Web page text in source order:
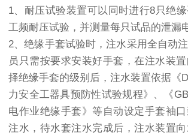
1、耐压试验装置可以同时进行8只绝
工频耐压试验，并测量每只试品的泄漏
2、绝缘手套试验时，注水采用全自动
员只需按要求安装好手套，在注水装
择绝缘手套的级别后，注水装置依据《
力安全工器具预防性试验规程》、《
电作业绝缘手套》等自动设定手套袖
注水，待水套注水完成后，注水装置